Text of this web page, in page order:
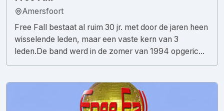
Amersfoort
Free Fall bestaat al ruim 30 jr. met door de jaren heen
wisselende leden, maar een vaste kern van 3
leden.De band werd in de zomer van 1994 opgeric...